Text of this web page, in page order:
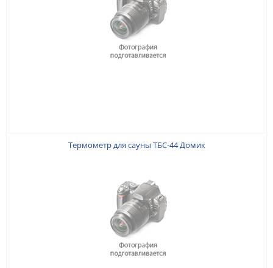
Термометр для сауны ТБС-44 Домик